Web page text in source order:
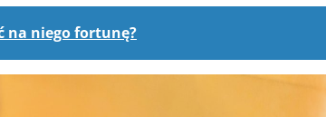
na niego fortunę?